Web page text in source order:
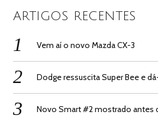
ARTIGOS RECENTES
Vem aí o novo Mazda CX-3
Dodge ressuscita Super Bee e
Novo Smart #2 mostrado antes